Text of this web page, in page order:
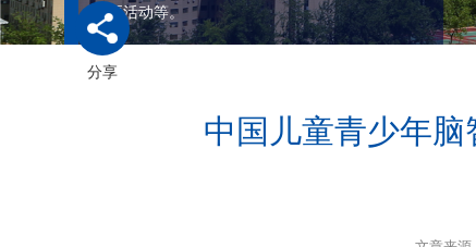
要活动等。
分享
中国儿童青少年